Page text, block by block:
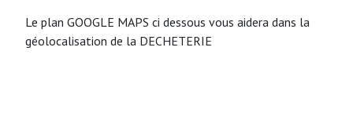
Le plan GOOGLE MAPS ci dessous vous aidera dans la
géolocalisation de la DECHETERIE